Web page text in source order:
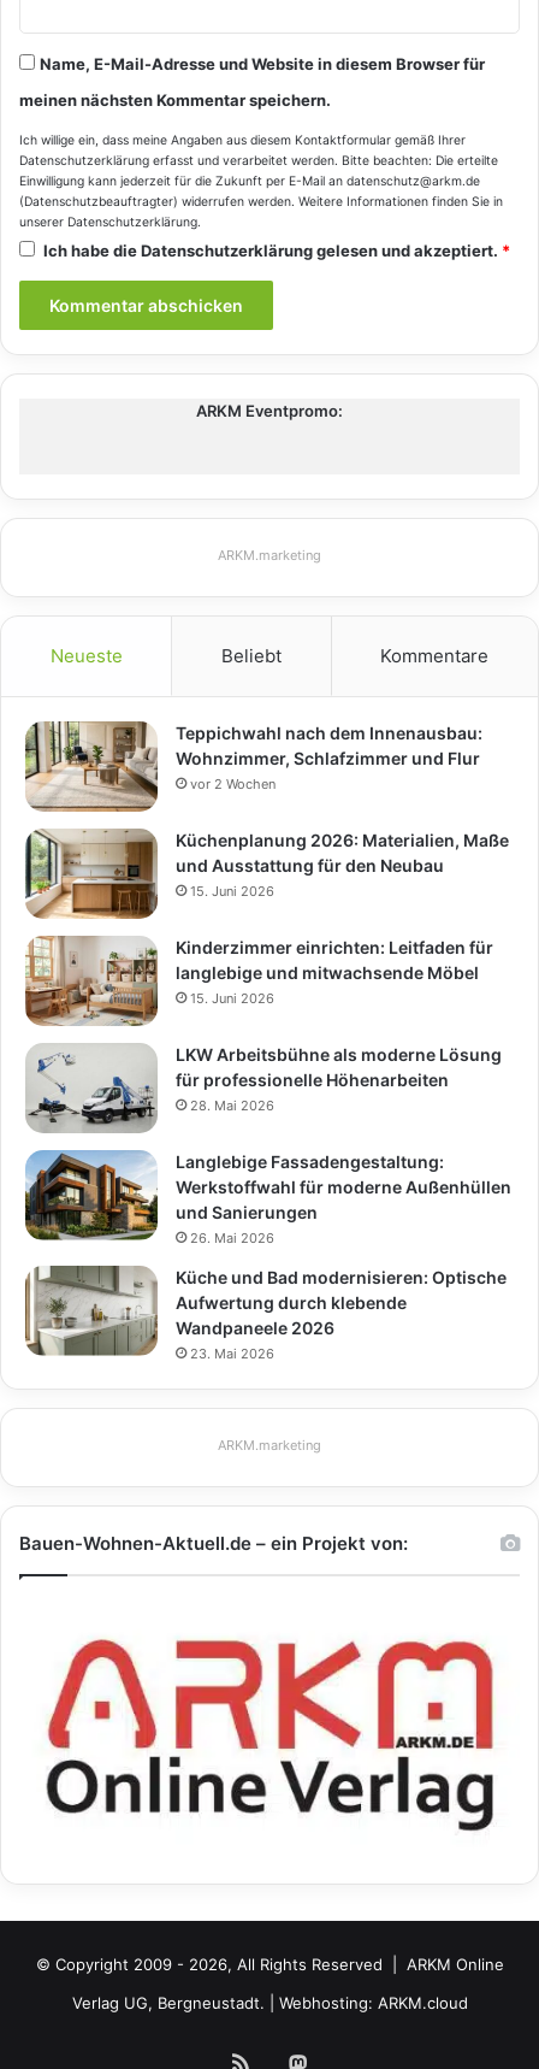
Name, E-Mail-Adresse und Website in diesem Browser für
meinen nächsten Kommentar speichern.
Ich willige ein, dass meine Angaben aus diesem Kontaktformular gemäß Ihrer
Datenschutzerklärung erfasst und verarbeitet werden. Bitte beachten: Die erteilte
Einwilligung kann jederzeit für die Zukunft per E-Mail an datenschutz@arkm.de
(Datenschutzbeauftragter) widerrufen werden. Weitere Informationen finden Sie in
unserer Datenschutzerklärung.
Ich habe dieDatenschutzerklärunggelesen und akzeptiert. *
ARKM Eventpromo:
ARKM.marketing
Neueste Beliebt Kommentare
Teppichwahl nach dem Innenausbau:
Wohnzimmer, Schlafzimmer und Flur
vor 2 Wochen
Küchenplanung 2026: Materialien, Maße
und Ausstattung für den Neubau
15. Juni 2026
Kinderzimmer einrichten: Leitfaden für
langlebige und mitwachsende Möbel
15. Juni 2026
LKW Arbeitsbühne als moderne Lösung
für professionelle Höhenarbeiten
28. Mai 2026
Langlebige Fassadengestaltung:
Werkstoffwahl für moderne Außenhüllen
und Sanierungen
26. Mai 2026
Küche und Bad modernisieren: Optische
Aufwertung durch klebende
Wandpaneele 2026
23. Mai 2026
ARKM.marketing
Bauen-Wohnen-Aktuell.de – ein Projekt von:
© Copyright 2009 - 2026, All Rights Reserved | ARKM Online
Verlag UG, Bergneustadt. | Webhosting: ARKM.cloud
RSS